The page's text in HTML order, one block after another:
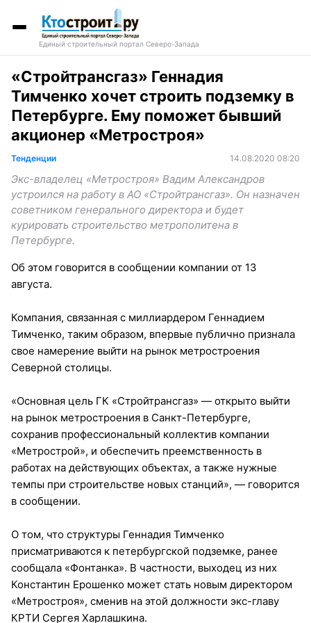
Единый строительный портал Северо-Запада
«Стройтрансгаз» Геннадия
Тимченко хочет строить подземку в
Петербурге. Ему поможет бывший
акционер «Метростроя»
Тенденции 14.08.2020 08:20
Экс-владелец «Метростроя» Вадим Александров
устроился на работу в АО «Стройтрансгаз». Он назначен
советником генерального директора и будет
курировать строительство метрополитена в
Петербурге.
Об этом говорится в сообщении компании от 13
августа.
Компания, связанная с миллиардером Геннадием
Тимченко, таким образом, впервые публично признала
свое намерение выйти на рынок метростроения
Северной столицы.
«Основная цель ГК «Стройтрансгаз» — открыто выйти
на рынок метростроения в Санкт-Петербурге,
сохранив профессиональный коллектив компании
«Метрострой», и обеспечить преемственность в
работах на действующих объектах, а также нужные
темпы при строительстве новых станций», — говорится
в сообщении.
О том, что структуры Геннадия Тимченко
присматриваются к петербургской подземке, ранее
сообщала «Фонтанка». В частности, выходец из них
Константин Ерошенко может стать новым директором
«Метростроя», сменив на этой должности экс-главу
КРТИ Сергея Харлашкина.